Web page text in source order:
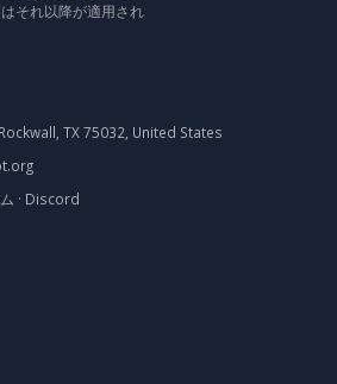
それ以降が適用され
TX 75032, United States
· Discord